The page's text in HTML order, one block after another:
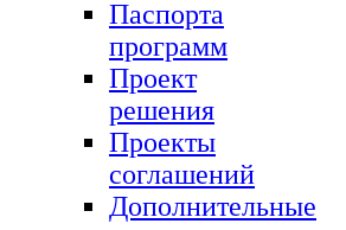
Паспорта
программ
Проект
решения
Проекты
соглашений
Дополнительные